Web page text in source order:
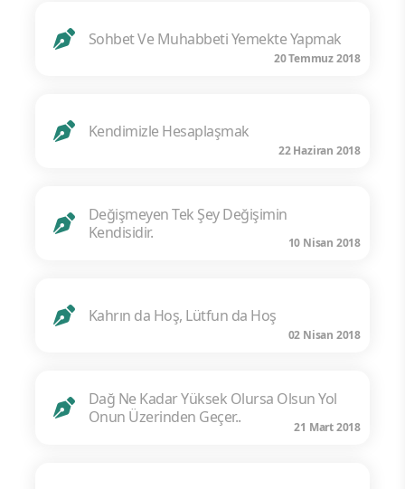
Sohbet Ve Muhabbeti Yemekte Yapmak
20 Temmuz 2018
Kendimizle Hesaplaşmak
22 Haziran 2018
Değişmeyen Tek Şey Değişimin
Kendisidir.
10 Nisan 2018
Kahrın da Hoş, Lütfun da Hoş
02 Nisan 2018
Dağ Ne Kadar Yüksek Olursa Olsun Yol
Onun Üzerinden Geçer..
21 Mart 2018